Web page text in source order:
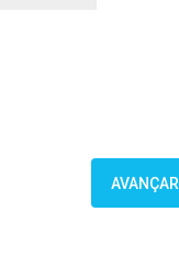
AVANÇAR